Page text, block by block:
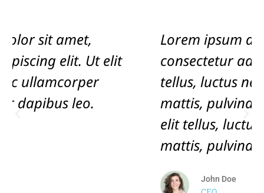
Lorem ipsum dolor sit amet,
consectetur adipiscing elit. Ut elit
tellus, luctus nec ullamcorper
mattis, pulvinar dapibus leo. Ut
elit tellus, luctus nec ullamcorper
mattis, pulvinar dapibus leo.